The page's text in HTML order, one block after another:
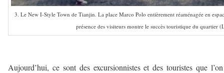
3. Le New I-Style Town de Tianjin. La place Marco Polo entièrement réaménagée en
présence des visiteurs montre le succès touristique du quartier
Aujourd’hui, ce sont des excursionnistes et des touristes que